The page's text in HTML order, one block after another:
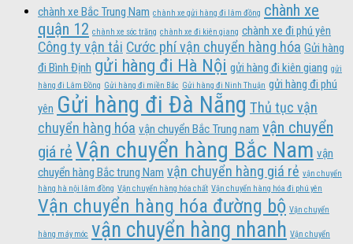
chành xe Bắc Trung Nam chành xe gửi hàng đi lâm đồng chành xe
quận 12 chành xe sóc trăng chành xe đi kiên giang chành xe đi phú yên
Công ty vận tải Cước phí vận chuyển hàng hóa Gửi hàng
đi Bình Định gửi hàng đi Hà Nội gửi hàng đi kiên giang gửi
hàng đi Lâm Đồng Gửi hàng đi miền Bắc Gửi hàng đi Ninh Thuận gửi hàng đi phú
yên Gửi hàng đi Đà Nẵng Thủ tục vận
chuyển hàng hóa vận chuyển Bắc Trung nam vận chuyển
giá rẻ Vận chuyển hàng Bắc Nam vận
chuyển hàng Bắc trung Nam vận chuyển hàng giá rẻ vận chuyển
hàng hà nội lâm đồng Vận chuyển hàng hóa chất Vận chuyển hàng hóa đi phú yên
Vận chuyển hàng hóa đường bộ Vận chuyển
hàng máy móc vận chuyển hàng nhanh Vận chuyển